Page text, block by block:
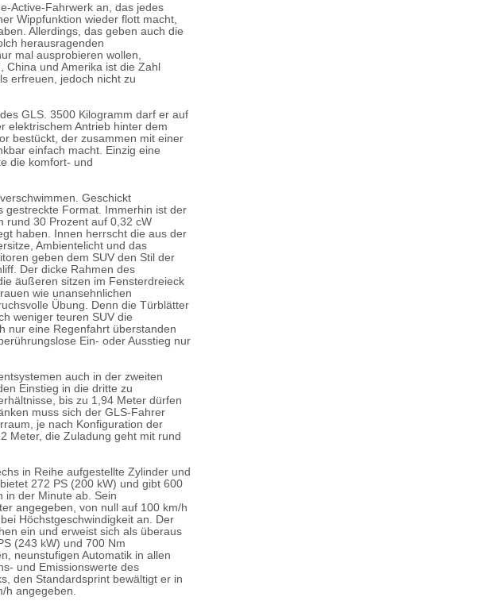
Active-Fahrwerk an, das jedes
Wippfunktion wieder flott macht,
Allerdings, das geben auch die
herausragenden
mal ausprobieren wollen,
China und Amerika ist die Zahl
erfreuen, jedoch nicht zu
GLS. 3500 Kilogramm darf er auf
elektrischem Antrieb hinter dem
bestückt, der zusammen mit einer
einfach macht. Einzig eine
die komfort- und
Geschickt
gestreckte Format. Immerhin ist der
rund 30 Prozent auf 0,32 cW
haben. Innen herrscht die aus der
Ambientelicht und das
geben dem SUV den Stil der
Der dicke Rahmen des
äußeren sitzen im Fensterdreieck
wie unansehnlichen
Übung. Denn die Türblätter
weniger teuren SUV die
nur eine Regenfahrt überstanden
Ein- oder Ausstieg nur
auch in der zweiten
Einstieg in die dritte zu
bis zu 1,94 Meter dürfen
muss sich der GLS-Fahrer
je nach Konfiguration der
Meter, die Zuladung geht mit rund
in Reihe aufgestellte Zylinder und
272 PS (200 kW) und gibt 600
in der Minute ab. Sein
angegeben, von null auf 100 km/h
Höchstgeschwindigkeit an. Der
ein und erweist sich als überaus
(243 kW) und 700 Nm
neunstufigen Automatik in allen
und Emissionswerte des
den Standardsprint bewältigt er in
h angegeben.